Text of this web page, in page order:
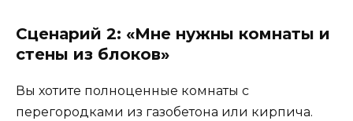
Сценарий 2: «Мне нужны комнаты и
стены из блоков»
Вы хотите полноценные комнаты с
перегородками из газобетона или кирпича.